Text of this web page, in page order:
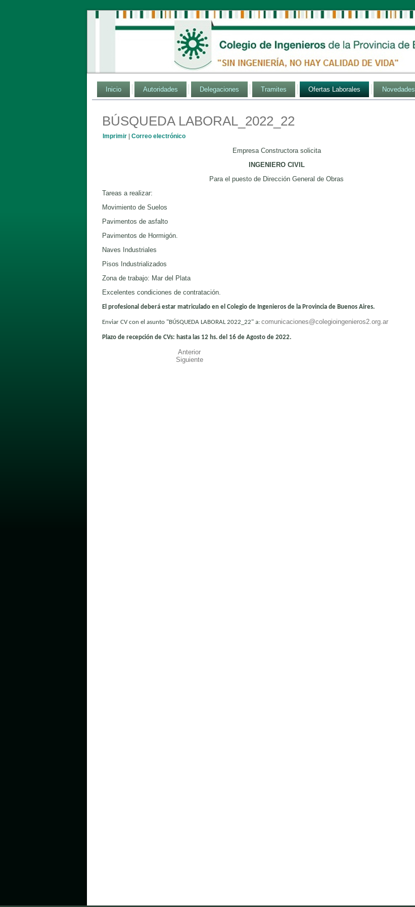
Inicio Autoridades Delegaciones Tramites Ofertas Laborales Novedades
BÚSQUEDA LABORAL_2022_22
Imprimir Correo electrónico
Empresa Constructora solicita
INGENIERO CIVIL
Para el puesto de Dirección General de Obras
Tareas a realizar:
Movimiento de Suelos
Pavimentos de asfalto
Pavimentos de Hormigón.
Naves Industriales
Pisos Industrializados
Zona de trabajo: Mar del Plata
Excelentes condiciones de contratación.
El profesional deberá estar matriculado en el Colegio de Ingenieros de la Provincia de Buenos Aires.
Enviar CV con el asunto "BÚSQUEDA LABORAL 2022_22" a: comunicaciones@colegioingenieros2.org.ar
Plazo de recepción de CVs: hasta las 12 hs. del 16 de Agosto de 2022.
Anterior
Siguiente